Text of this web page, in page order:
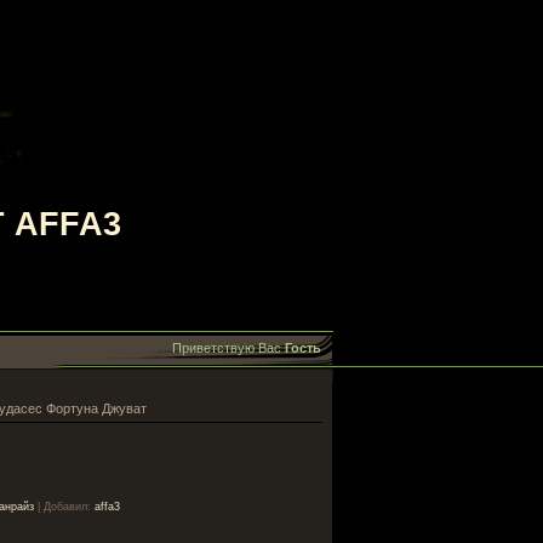
Приветствую ВасГость
Фортуна Джуват
Добавил: affa3